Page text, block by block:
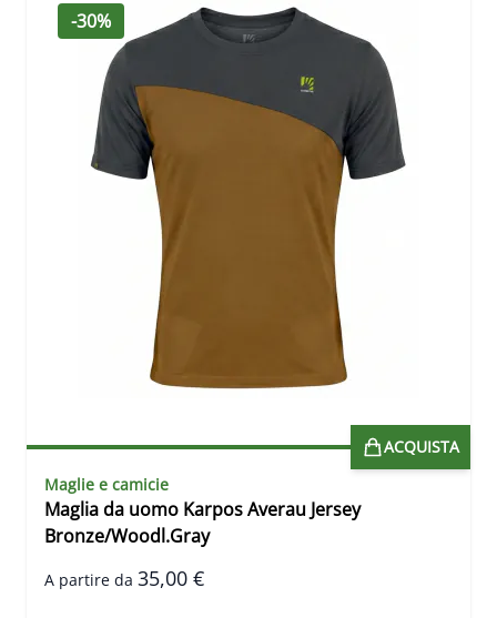
-30%
ACQUISTA
Maglie e camicie
Maglia da uomo Karpos Averau Jersey
Bronze/Woodl.Gray
A partire da 35,00 €